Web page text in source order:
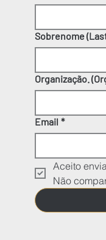
Sobrenome
Organização.
Email *
Aceito
Não